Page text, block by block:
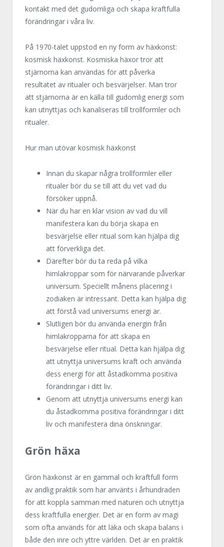
kontakt med det gudomliga och skapa kraftfulla
förändringar i våra liv.
På 1970-talet uppstod en ny form av häxkonst:
kosmisk häxkonst. Kosmiska häxor tror att
stjärnorna kan användas för att påverka
resultatet av ritualer och besvärjelser. Man tror
att stjärnorna är en källa till gudomlig energi som
kan utnyttjas och kanaliseras till trollformler och
ritualer.
Hur man utövar kosmisk häxkonst
Innan du skapar några trollformler eller
ritualer bör du se till att du vet vad du
försöker uppnå.
När du har en klar vision av vad du vill
manifestera kan du börja skapa en
besvärjelse eller ritual som kan hjälpa dig
att förverkliga det.
Därefter bör du ta reda på vilka
himlakroppar som för närvarande påverkar
universum. Speciellt månens placering i
zodiaken är intressant. Detta kan hjälpa dig
att förstå vad universums energi är.
Slutligen bör du använda energin från
himlakropparna för att skapa en
besvärjelse eller ritual. Detta kan hjälpa dig
att utnyttja universums kraft och använda
dess energi för att åstadkomma positiva
förändringar i ditt liv.
Genom att utnyttja universums energi kan
du åstadkomma positiva förändringar i ditt
liv och manifestera dina önskningar.
Grön häxa
Grön häxkonst är en gammal och kraftfull form
av andlig praktik som har använts i århundraden
för att koppla samman med naturen och utnyttja
dess kraftfulla energier. Det är en form av magi
som ofta används för att läka och skapa balans i
både den inre och yttre världen. Det är en praktik